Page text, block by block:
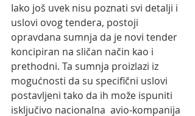
Iako još uvek nisu poznati svi detalji i
uslovi ovog tendera, postoji
opravdana sumnja da je novi tender
koncipiran na sličan način kao i
prethodni. Ta sumnja proizlazi iz
mogućnosti da su specifični uslovi
postavljeni tako da ih može ispuniti
isključivo nacionalna  avio-kompanija